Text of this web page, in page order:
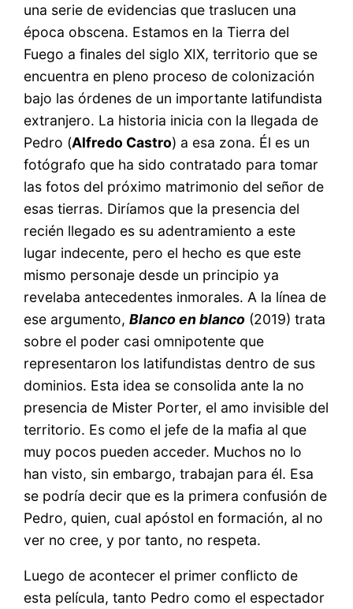
una serie de evidencias que traslucen una
época obscena. Estamos en la Tierra del
Fuego a finales del siglo XIX, territorio que se
encuentra en pleno proceso de colonización
bajo las órdenes de un importante latifundista
extranjero. La historia inicia con la llegada de
Pedro (Alfredo Castro) a esa zona. Él es un
fotógrafo que ha sido contratado para tomar
las fotos del próximo matrimonio del señor de
esas tierras. Diríamos que la presencia del
recién llegado es su adentramiento a este
lugar indecente, pero el hecho es que este
mismo personaje desde un principio ya
revelaba antecedentes inmorales. A la línea de
ese argumento,Blanco en blanco (2019) trata
sobre el poder casi omnipotente que
representaron los latifundistas dentro de sus
dominios. Esta idea se consolida ante la no
presencia de Mister Porter, el amo invisible del
territorio. Es como el jefe de la mafia al que
muy pocos pueden acceder. Muchos no lo
han visto, sin embargo, trabajan para él. Esa
se podría decir que es la primera confusión de
Pedro, quien, cual apóstol en formación, al no
ver no cree, y por tanto, no respeta.
Luego de acontecer el primer conflicto de
esta película, tanto Pedro como el espectador